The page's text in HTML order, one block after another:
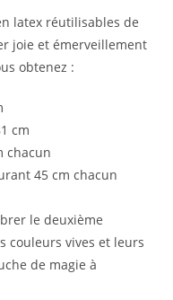
latex réutilisables de
joie et émerveillement
obtenez :
cm
chacun
45 cm chacun
le deuxième
couleurs vives et leurs
de magie à